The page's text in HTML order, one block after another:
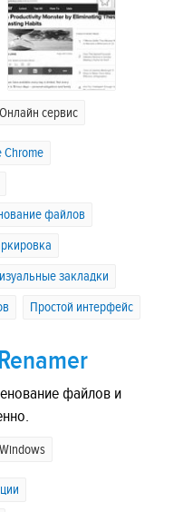
Онлайн сервис
Chrome
файлов
закладки
Простой интерфейс
файлов и
Windows